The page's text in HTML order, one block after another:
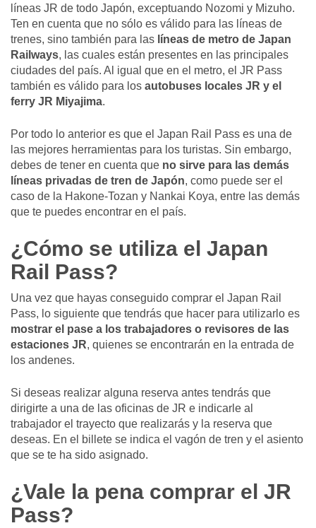
líneas JR de todo Japón, exceptuando Nozomi y Mizuho.
Ten en cuenta que no sólo es válido para las líneas de
trenes, sino también para las líneas de metro de Japan
Railways, las cuales están presentes en las principales
ciudades del país. Al igual que en el metro, el JR Pass
también es válido para los autobuses locales JR y el
ferry JR Miyajima.
Por todo lo anterior es que el Japan Rail Pass es una de
las mejores herramientas para los turistas. Sin embargo,
debes de tener en cuenta que no sirve para las demás
líneas privadas de tren de Japón, como puede ser el
caso de la Hakone-Tozan y Nankai Koya, entre las demás
que te puedes encontrar en el país.
¿Cómo se utiliza el Japan
Rail Pass?
Una vez que hayas conseguido comprar el Japan Rail
Pass, lo siguiente que tendrás que hacer para utilizarlo es
mostrar el pase a los trabajadores o revisores de las
estaciones JR, quienes se encontrarán en la entrada de
los andenes.
Si deseas realizar alguna reserva antes tendrás que
dirigirte a una de las oficinas de JR e indicarle al
trabajador el trayecto que realizarás y la reserva que
deseas. En el billete se indica el vagón de tren y el asiento
que se te ha sido asignado.
¿Vale la pena comprar el JR
Pass?